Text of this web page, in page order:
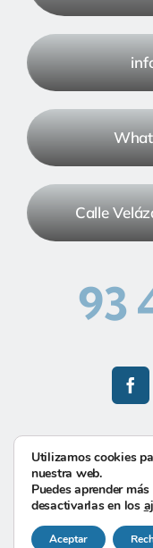
Calle
93
©-2026Hecha
derechos
Utilizamos cookies
nuestra web.
Puedes aprender
desactivarlas en los
Aceptar